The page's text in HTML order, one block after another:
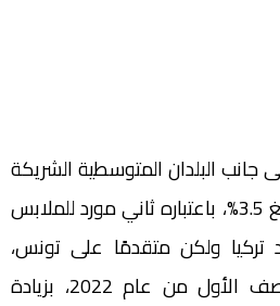
جانب البلدان المتوسطية الشريكة
)، وبحصة سوقية تبلغ 3.5%، باعتباره ثاني مورد للملابس
تركيا ولكن متقدمًا على تونس،
بـ1.12 مليار يورو في النصف الأول من عام 2022، بزيادة